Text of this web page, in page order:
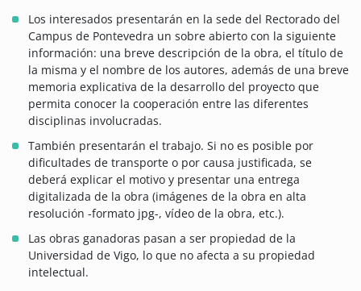
Los interesados presentarán en la sede del Rectorado del
Campus de Pontevedra un sobre abierto con la siguiente
información: una breve descripción de la obra, el título de
la misma y el nombre de los autores, además de una breve
memoria explicativa de la desarrollo del proyecto que
permita conocer la cooperación entre las diferentes
disciplinas involucradas.
También presentarán el trabajo. Si no es posible por
dificultades de transporte o por causa justificada, se
deberá explicar el motivo y presentar una entrega
digitalizada de la obra (imágenes de la obra en alta
resolución -formato jpg-, vídeo de la obra, etc.).
Las obras ganadoras pasan a ser propiedad de la
Universidad de Vigo, lo que no afecta a su propiedad
intelectual.